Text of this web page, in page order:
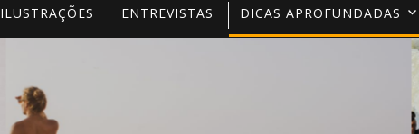
ILUSTRAÇÕES ENTREVISTAS DICAS APROFUNDADAS